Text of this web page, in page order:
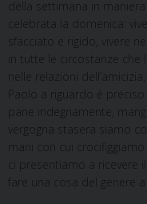
della settimana in
celebrata la domenica:
sfacciato e rigido, vivere
in tutte le circostanze che
nelle relazioni
Paolo a riguardo è preciso
pane indegnamente,
vergogna stasera siamo
mani con cui crocifiggiamo
ci presentiamo a ricevere
fare una cosa del genere a